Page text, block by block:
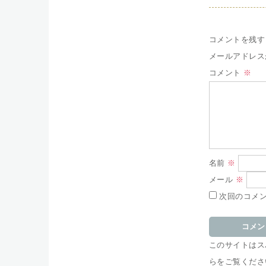
コメントを残す
メールアドレ
コメント
※
名前 ※
メール ※
次回のコメ
このサイトは
らをご覧くだ